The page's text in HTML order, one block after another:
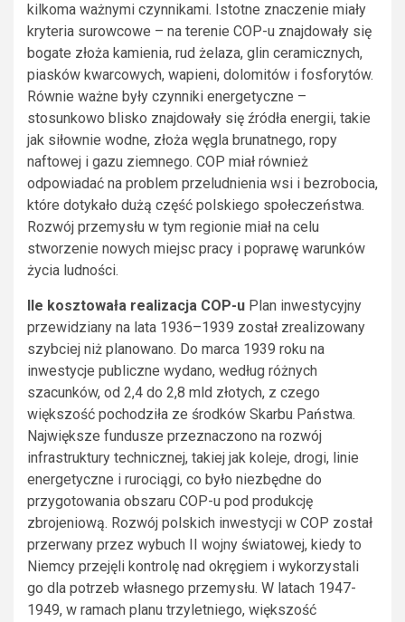
kilkoma ważnymi czynnikami. Istotne znaczenie miały
kryteria surowcowe – na terenie COP-u znajdowały się
bogate złoża kamienia, rud żelaza, glin ceramicznych,
piasków kwarcowych, wapieni, dolomitów i fosforytów.
Równie ważne były czynniki energetyczne –
stosunkowo blisko znajdowały się źródła energii, takie
jak siłownie wodne, złoża węgla brunatnego, ropy
naftowej i gazu ziemnego. COP miał również
odpowiadać na problem przeludnienia wsi i bezrobocia,
które dotykało dużą część polskiego społeczeństwa.
Rozwój przemysłu w tym regionie miał na celu
stworzenie nowych miejsc pracy i poprawę warunków
życia ludności.
Ile kosztowała realizacja COP-u Plan inwestycyjny
przewidziany na lata 1936–1939 został zrealizowany
szybciej niż planowano. Do marca 1939 roku na
inwestycje publiczne wydano, według różnych
szacunków, od 2,4 do 2,8 mld złotych, z czego
większość pochodziła ze środków Skarbu Państwa.
Największe fundusze przeznaczono na rozwój
infrastruktury technicznej, takiej jak koleje, drogi, linie
energetyczne i rurociągi, co było niezbędne do
przygotowania obszaru COP-u pod produkcję
zbrojeniową. Rozwój polskich inwestycji w COP został
przerwany przez wybuch II wojny światowej, kiedy to
Niemcy przejęli kontrolę nad okręgiem i wykorzystali
go dla potrzeb własnego przemysłu. W latach 1947-
1949, w ramach planu trzyletniego, większość